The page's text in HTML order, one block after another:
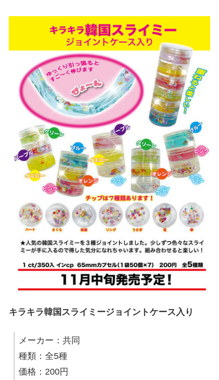
キラキラ韓国スライミージョイントケース入り
メーカー：共同
種類：全5種
価格：200円